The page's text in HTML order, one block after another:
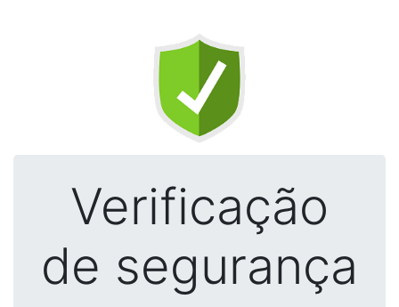
Verificação
de segurança